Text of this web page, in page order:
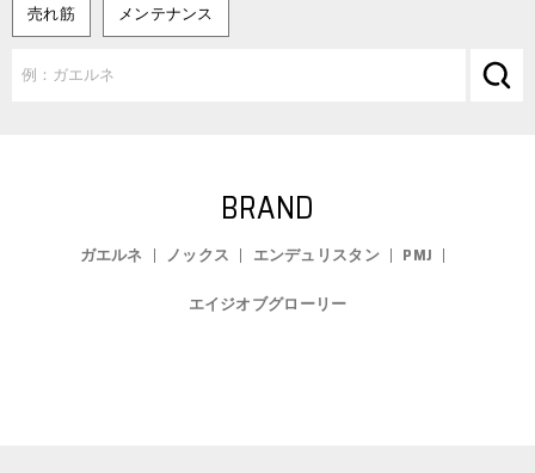
売れ筋 メンテナンス
BRAND
ガエルネ ノックス エンデュリスタン
PMJ
エイジオブグローリー